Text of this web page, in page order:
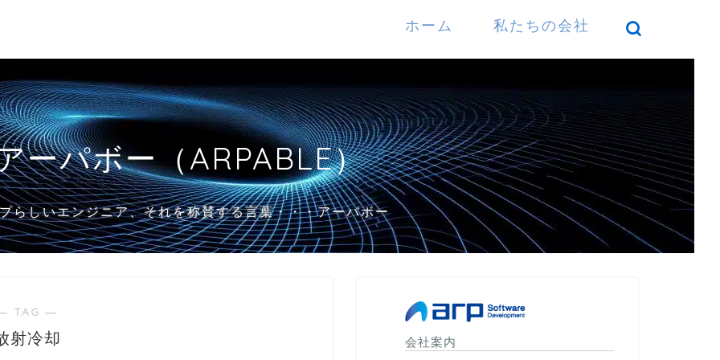
ホーム 私たちの会社
ーパボー（ARPABLE）
らしいエンジニア、それを称賛する言葉・・・アーパボー
TAG ―
射冷却
会社案内